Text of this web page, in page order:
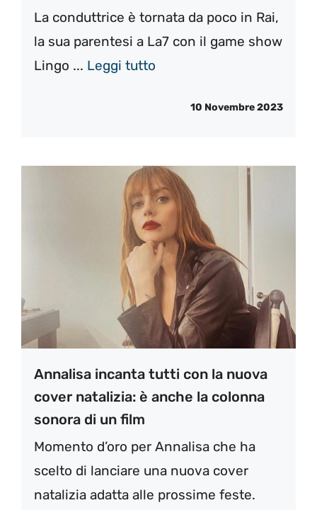
La conduttrice è tornata da poco in Rai,
la sua parentesi a La7 con il game show
Lingo ... Leggi tutto
10 Novembre 2023
Annalisa incanta tutti con la nuova
cover natalizia: è anche la colonna
sonora di un film
Momento d’oro per Annalisa che ha
scelto di lanciare una nuova cover
natalizia adatta alle prossime feste.